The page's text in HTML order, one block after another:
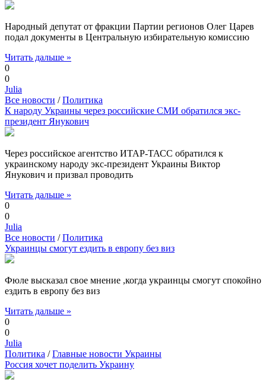
Народный депутат от фракции Партии регионов Олег Царев
подал документы в Центральную избирательную комиссию
Читать дальше »
0
0
Julia
Все новости /Политика
К народу Украины через российские СМИ обратился экс-
президент Янукович
Через российское агентство ИТАР-ТАСС обратился к
украинскому народу экс-президент Украины Виктор
Янукович и призвал проводить
Читать дальше »
0
0
Julia
Все новости /Политика
Украинцы смогут ездить в европу без виз
Фюле высказал свое мнение ,когда украинцы смогут спокойно
ездить в европу без виз
Читать дальше »
0
0
Julia
Политика /Главные новости Украины
Россия хочет поделить Украину